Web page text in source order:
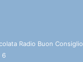
Radio Buon Consiglio
6